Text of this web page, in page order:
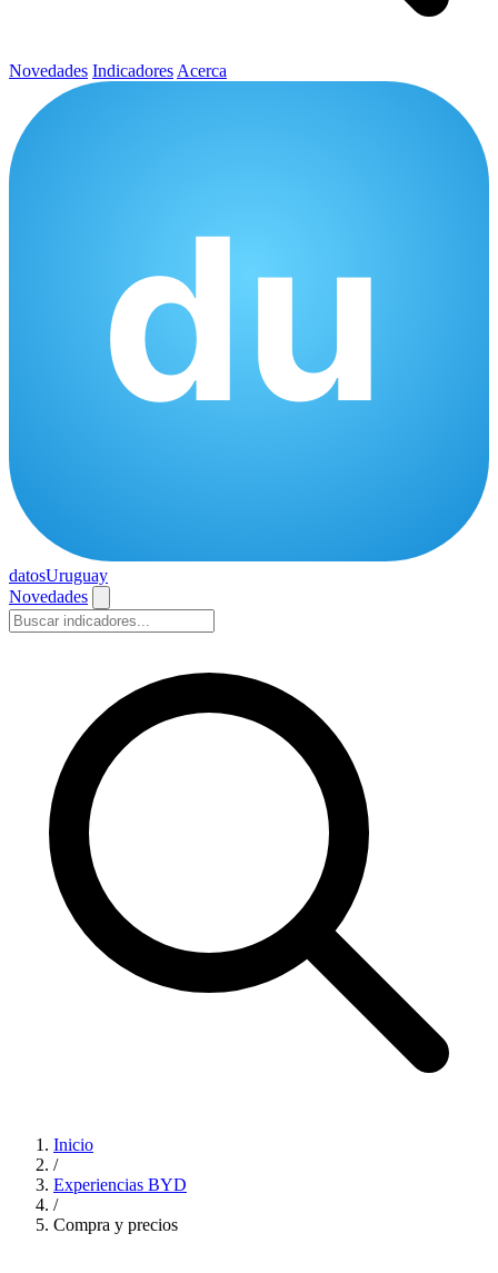
Novedades Indicadores Acerca
datosUruguay
Novedades
Inicio
/
Experiencias BYD
/
Compra y precios